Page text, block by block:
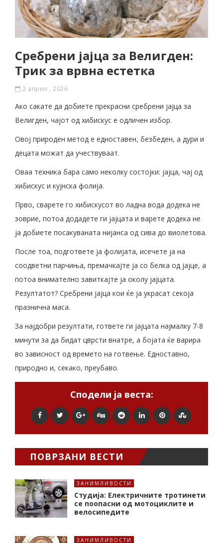
Сребрени јајца за Велигден:
Трик за врвна естетка
2 април , 2026
Ако сакате да добиете прекрасни сребрени јајца за
Велигден, чајот од хибискус е одличен избор.
Овој природен метод е едноставен, безбеден, а дури и
децата можат да учествуваат.
Оваа техника бара само неколку состојки: јајца, чај од
хибискус и кујнска фолија.
Прво, сварете го хибискусот во ладна вода додека не
зоврие, потоа додадете ги јајцата и варете додека не
ја добиете посакуваната нијанса од сива до виолетова.
После тоа, подгответе ја фолијата, исечете ја на
соодветни парчиња, премачкајте ја со белка од јајце, а
потоа внимателно завиткајте ја околу јајцата.
Резултатот? Сребрени јајца кои ќе ја украсат секоја
празнична маса.
За најдобри резултати, гответе ги јајцата најмалку 7-8
минути за да бидат цврсти внатре, а бојата ќе варира
во зависност од времето на готвење. Едноставно,
природно и, секако, преубаво.
Сподели ја веста:
ПОВРЗАНИ ВЕСТИ
ЗАНИМЛИВОСТИ
Студија: Електричните тротинети
се поопасни од мотоциклите и
велосипедите
ЗАНИМЛИВОСТИ